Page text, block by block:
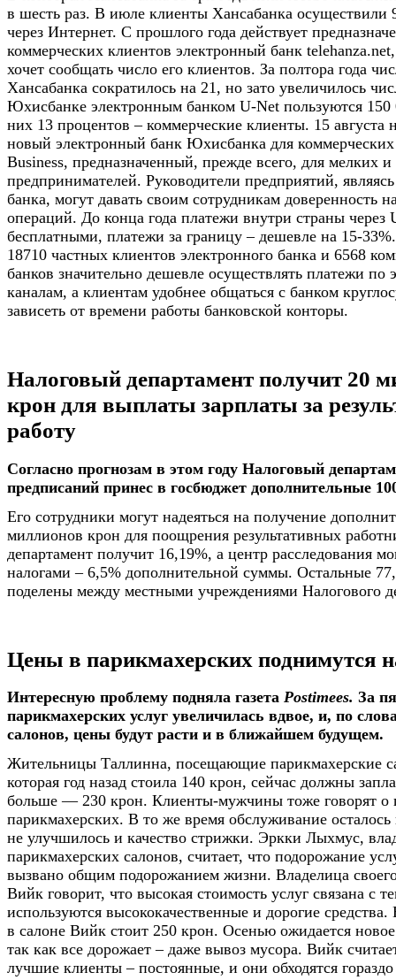
в шесть раз. В июле клиенты Хансабанка осуществили
через Интернет. С прошлого года действует
коммерческих клиентов электронный банк
хочет сообщать число его клиентов. За полтора года
Хансабанка сократилось на 21, но зато увеличилось
Юхисбанке электронным банком U-Net пользуются 150
них 13 процентов – коммерческие клиенты. 15 августа
новый электронный банк Юхисбанка для
Business, предназначенный, прежде всего, для мелких и
предпринимателей. Руководители предприятий,
банка, могут давать своим сотрудникам доверенность
операций. До конца года платежи внутри страны через
бесплатными, платежи за границу – дешевле на 15-
18710 частных клиентов электронного банка и 6568
банков значительно дешевле осуществлять платежи по
каналам, а клиентам удобнее общаться с банком
зависеть от времени работы банковской конторы.
Налоговый департамент получит 20
крон для выплаты зарплаты за
работу
Согласно прогнозам в этом году Налоговый
предписаний принес в госбюджет дополнительные
Его сотрудники могут надеяться на получение
миллионов крон для поощрения результативных
департамент получит 16,19%, а центр расследования
налогами – 6,5% дополнительной суммы. Остальные
поделены между местными учреждениями Налогового
Цены в парикмахерских поднимутся
Интересную проблему подняла газета Postimees. За
парикмахерских услуг увеличилась вдвое, и, по
салонов, цены будут расти и в ближайшем будущем.
Жительницы Таллинна, посещающие парикмахерские
которая год назад стоила 140 крон, сейчас должны
больше — 230 крон. Клиенты-мужчины тоже говорят о
парикмахерских. В то же время обслуживание
не улучшилось и качество стрижки. Эркки Лыхмус,
парикмахерских салонов, считает, что подорожание
вызвано общим подорожанием жизни. Владелица
Вийк говорит, что высокая стоимость услуг связана с
используются высококачественные и дорогие
в салоне Вийк стоит 250 крон. Осенью ожидается
так как все дорожает – даже вывоз мусора. Вийк
лучшие клиенты – постоянные, и они обходятся